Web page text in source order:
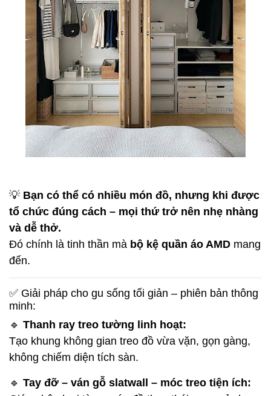
💡 Bạn có thể có nhiều món đồ, nhưng khi được
tổ chức đúng cách – mọi thứ trở nên nhẹ nhàng
và dễ thở.
Đó chính là tinh thần mà bộ kệ quần áo AMD mang
đến.
✅ Giải pháp cho gu sống tối giản – phiên bản thông
minh:
🔹 Thanh ray treo tường linh hoạt:
Tạo khung không gian treo đồ vừa vặn, gọn gàng,
không chiếm diện tích sàn.
🔹 Tay đỡ – ván gỗ slatwall – móc treo tiện ích: